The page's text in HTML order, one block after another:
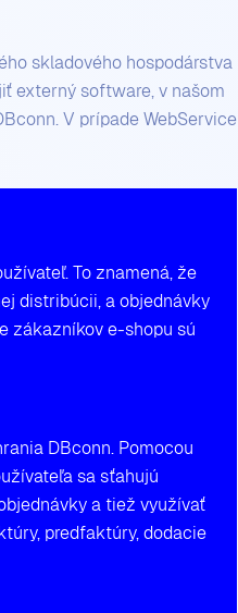
skladového hospodárstva
externý software, v našom
V prípade WebService
To znamená, že
distribúcii, a objednávky
zákazníkov e-shopu sú
DBconn. Pomocou
sa sťahujú
a tiež využívať
predfaktúry, dodacie